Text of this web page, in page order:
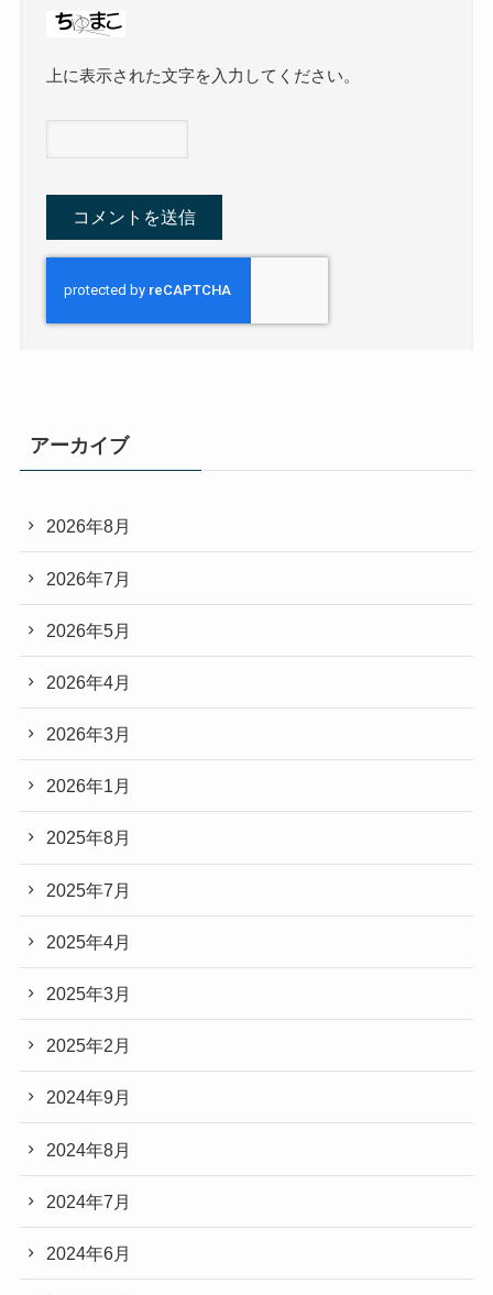
上に表示された文字を入力してください。
アーカイブ
2026年8月
2026年7月
2026年5月
2026年4月
2026年3月
2026年1月
2025年8月
2025年7月
2025年4月
2025年3月
2025年2月
2024年9月
2024年8月
2024年7月
2024年6月